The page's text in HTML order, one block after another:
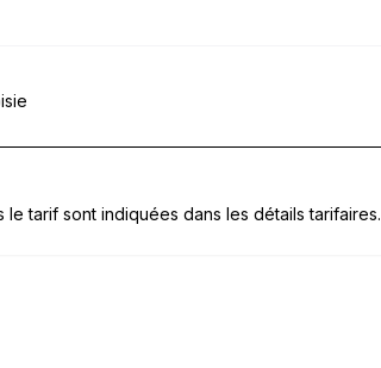
tarif sont indiquées dans les détails tarifaires.